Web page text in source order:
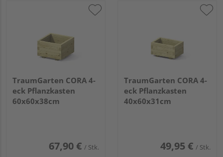
TraumGarten CORA 4-
eck Pflanzkasten
60x60x38cm
67,90 € / Stk.
TraumGarten CORA 4-
eck Pflanzkasten
40x60x31cm
49,95 € / Stk.